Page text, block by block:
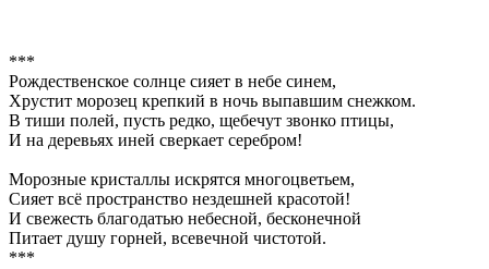
***
Рождественское солнце сияет в небе синем,
Хрустит морозец крепкий в ночь выпавшим снежком.
В тиши полей, пусть редко, щебечут звонко птицы,
И на деревьях иней сверкает серебром!
Морозные кристаллы искрятся многоцветьем,
Сияет всё пространство нездешней красотой!
И свежесть благодатью небесной, бесконечной
Питает душу горней, всевечной чистотой.
***